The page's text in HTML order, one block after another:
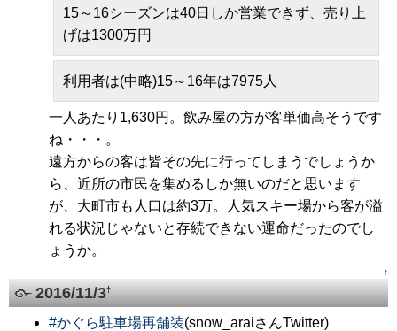
15～16シーズンは40日しか営業できず、売り上
げは1300万円
利用者は(中略)15～16年は7975人
一人あたり1,630円。飲み屋の方が客単価高そうです
ね・・・。
遠方からの客は皆その先に行ってしまうでしょうか
ら、近所の市民を集めるしか無いのだと思います
が、大町市も人口は約3万。人気スキー場から客が溢
れる状況じゃないと存続できない運命だったのでし
ょうか。
↑
2016/11/3†
#かぐら駐車場再舗装(snow_araiさんTwitter)